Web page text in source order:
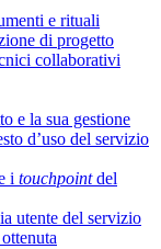
e rituali
di progetto
collaborativi
e la sua gestione
d’uso del servizio
i touchpointdel
utente del servizio